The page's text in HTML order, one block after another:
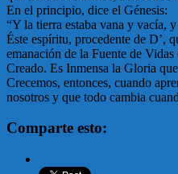
En el principio, dice el Génesis:
“Y la tierra estaba vana y vacía,
Éste espíritu, procedente de D’,
emanación de la Fuente de
Creado. Es Inmensa la Gloria
Crecemos, entonces, cuando
nosotros y que todo cambia
Comparte esto: